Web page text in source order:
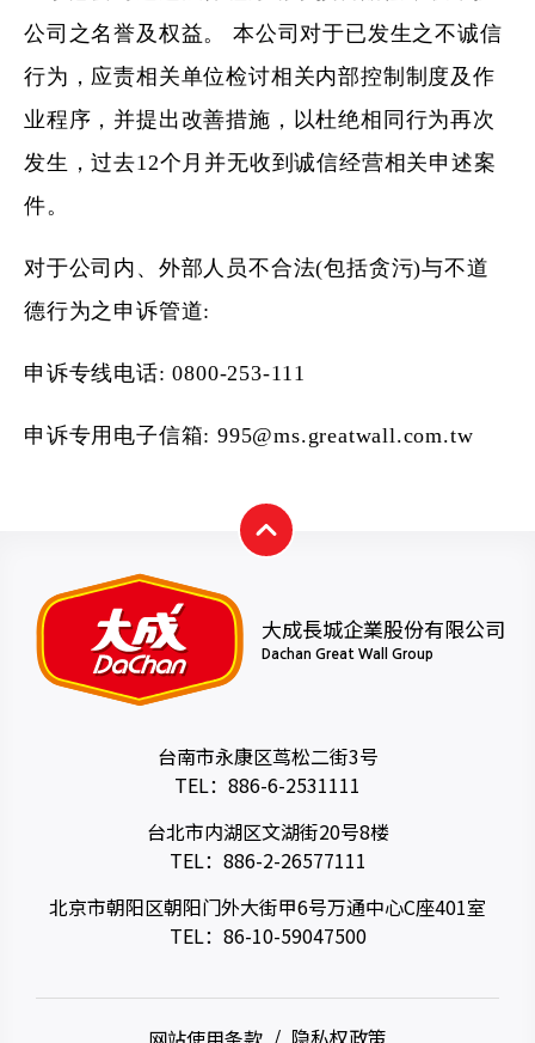
公司之名誉及权益。 本公司对于已发生之不诚信
行为，应责相关单位检讨相关内部控制制度及作
业程序，并提出改善措施，以杜绝相同行为再次
发生，过去12个月并无收到诚信经营相关申述案
件。
对于公司内、外部人员不合法(包括贪污)与不道
德行为之申诉管道:
申诉专线电话: 0800-253-111
申诉专用电子信箱: 995@ms.greatwall.com.tw
大成長城企業股份有限公司
Dachan Great Wall Group
台南市永康区茑松二街3号
TEL： 886-6-2531111
台北市内湖区文湖街20号8楼
TEL： 886-2-26577111
北京市朝阳区朝阳门外大街甲6号万通中心C座401室
TEL： 86-10-59047500
网站使用条款 隐私权政策